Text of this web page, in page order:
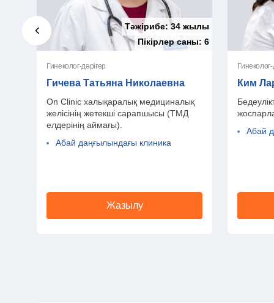
Тәжірибе:34 жылы
Пікірлер саны:6
Гинеколог-дәрігер
Гичева Татьяна Николаевна
On Clinic халықаралық медициналық
желісінің жетекші сарапшысы (ТМД
елдерінің аймағы).
Абай даңғылындағы клиника
Жазылу
Ким
Абай